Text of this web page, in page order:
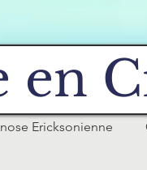
en
Ericksonienne